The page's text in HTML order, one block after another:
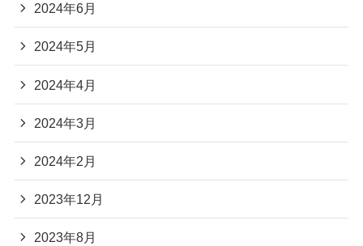
2024年6月
2024年5月
2024年4月
2024年3月
2024年2月
2023年12月
2023年8月